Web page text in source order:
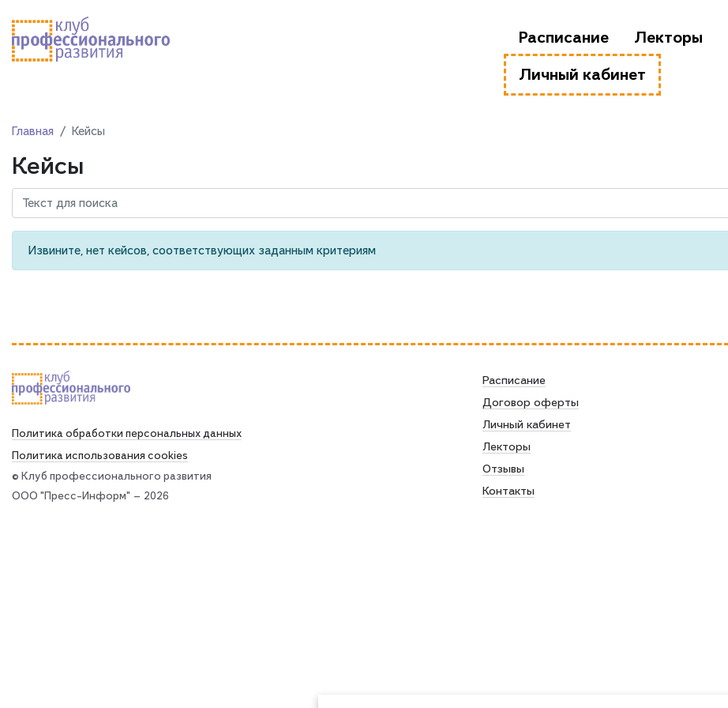
Расписание Лекторы
Личный кабинет
Главная Кейсы
Кейсы
Извините, нет кейсов, соответствующих заданным критериям
Политика обработки персональных данных
Политика использования сookies
© Клуб профессионального развития
ООО "Пресс-Информ" — 2026
Расписание
Договор оферты
Личный кабинет
Лекторы
Отзывы
Контакты